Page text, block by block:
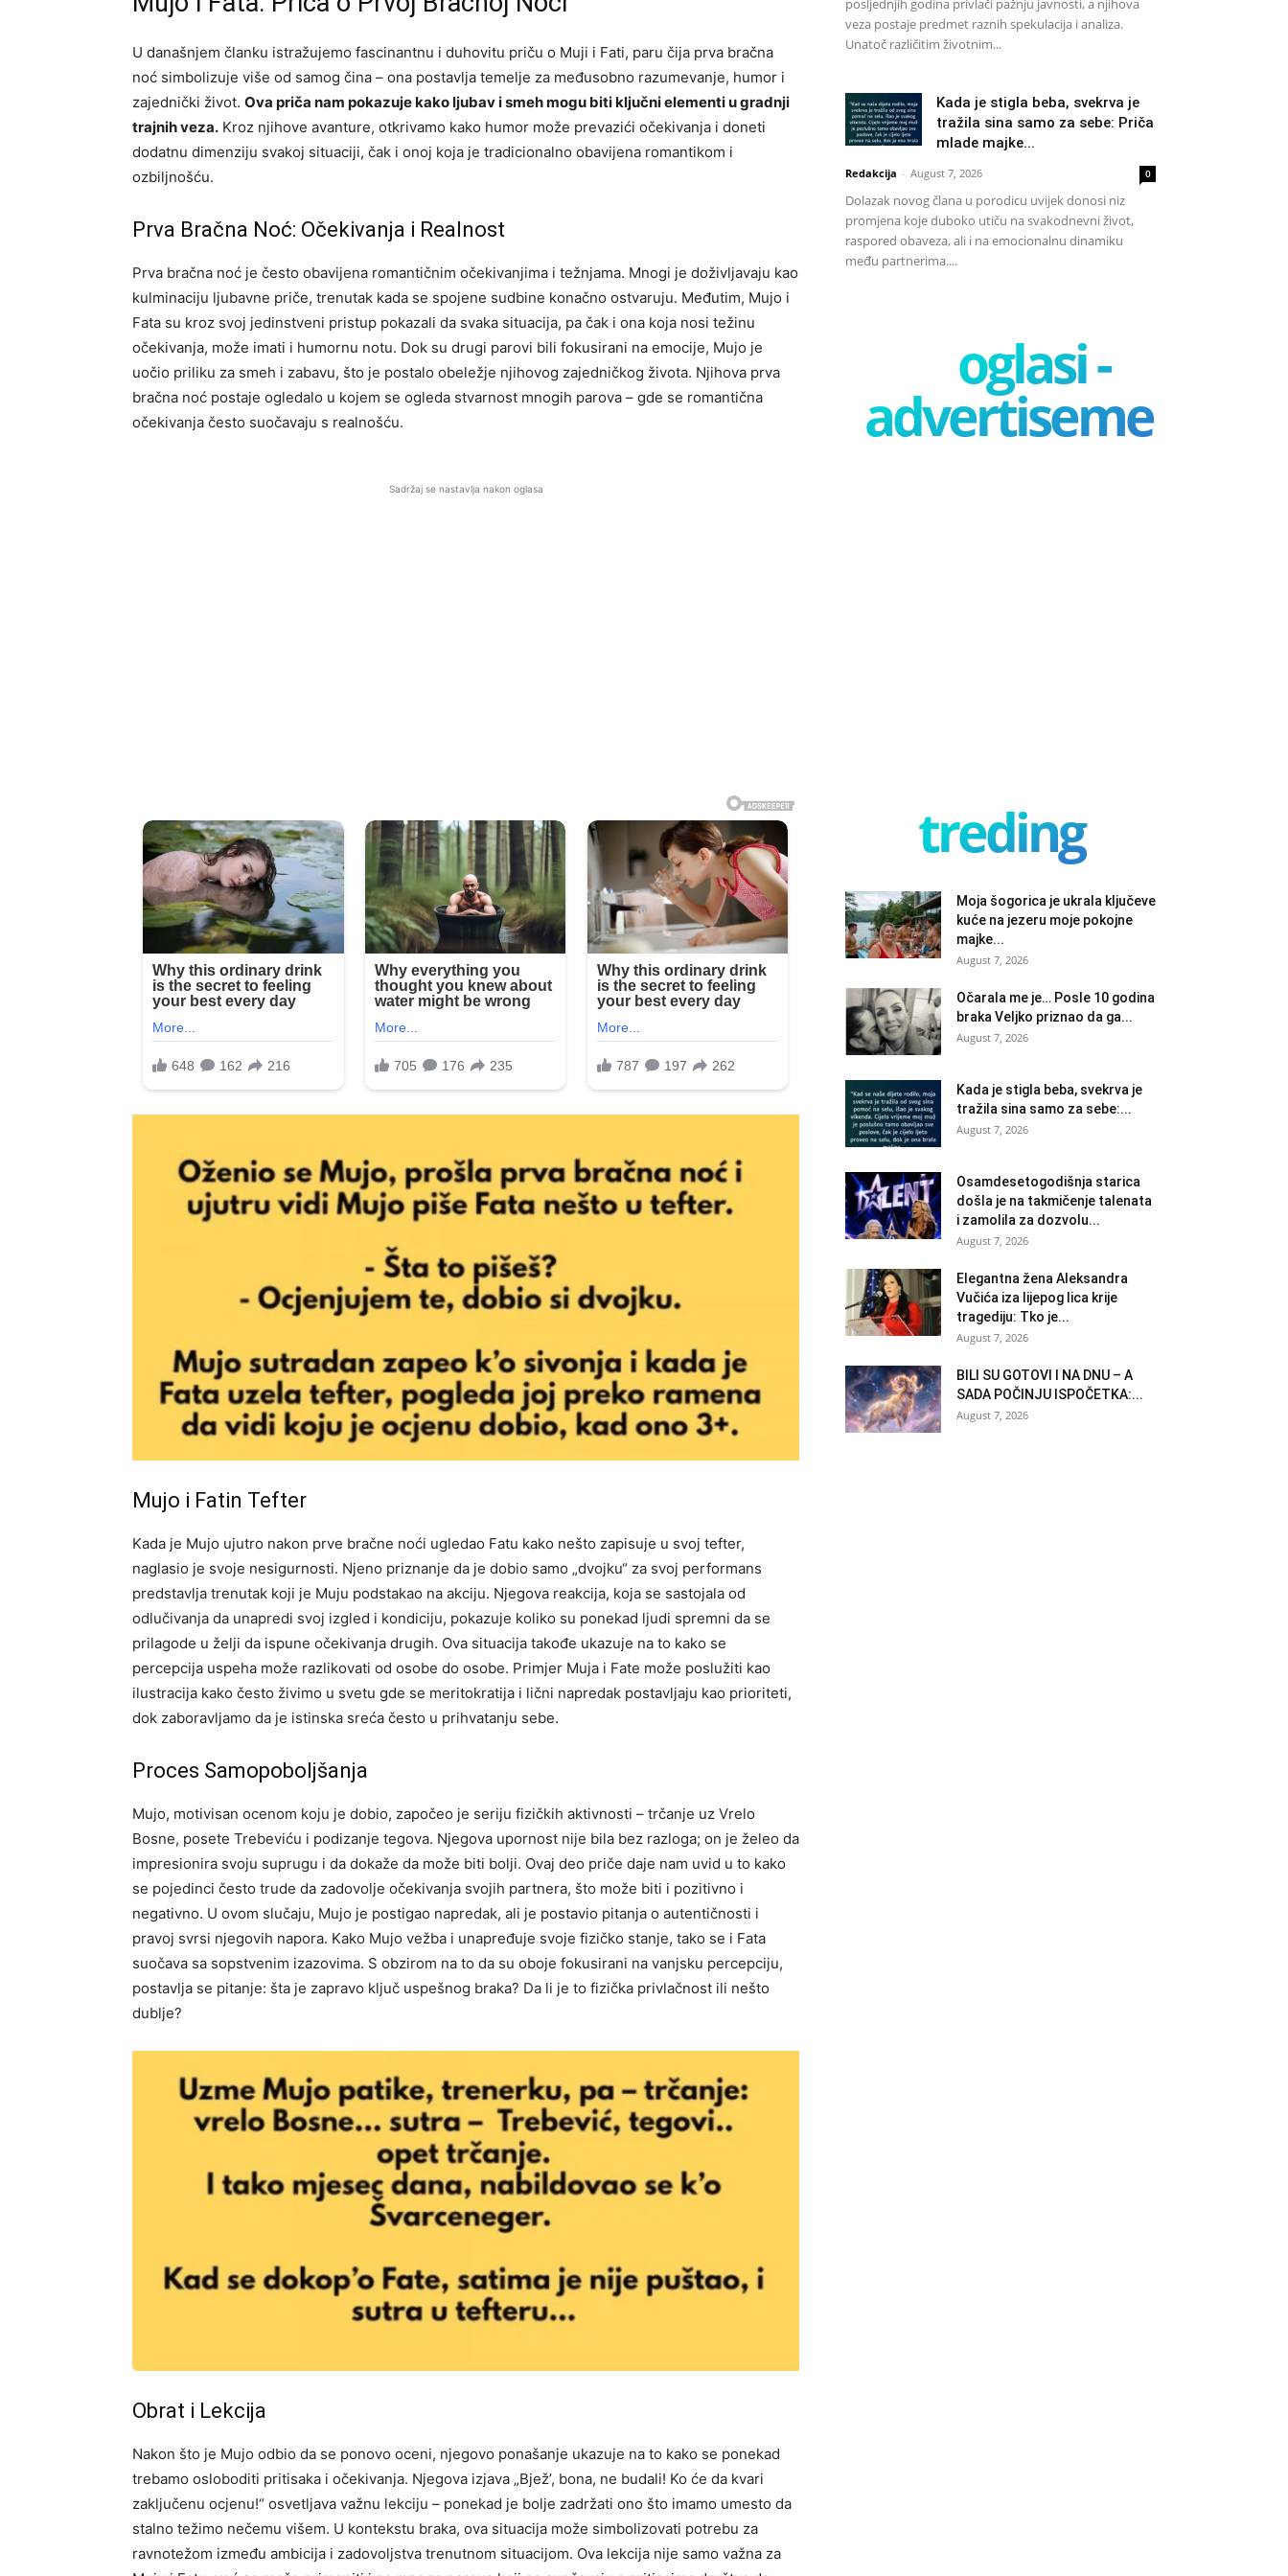
U današnjem članku istražujemo fascinantnu i duhovitu priču o Muji i Fati, paru čija prva bračna
noć simbolizuje više od samog čina – ona postavlja temelje za međusobno razumevanje, humor i
zajednički život. Ova priča nam pokazuje kako ljubav i smeh mogu biti ključni elementi u gradnji
trajnih veza. Kroz njihove avanture, otkrivamo kako humor može prevazići očekivanja i doneti
dodatnu dimenziju svakoj situaciji, čak i onoj koja je tradicionalno obavijena romantikom i
ozbiljnošću.
Prva Bračna Noć: Očekivanja i Realnost
Prva bračna noć je često obavijena romantičnim očekivanjima i težnjama. Mnogi je doživljavaju kao
kulminaciju ljubavne priče, trenutak kada se spojene sudbine konačno ostvaruju. Međutim, Mujo i
Fata su kroz svoj jedinstveni pristup pokazali da svaka situacija, pa čak i ona koja nosi težinu
očekivanja, može imati i humornu notu. Dok su drugi parovi bili fokusirani na emocije, Mujo je
uočio priliku za smeh i zabavu, što je postalo obeležje njihovog zajedničkog života. Njihova prva
bračna noć postaje ogledalo u kojem se ogleda stvarnost mnogih parova – gde se romantična
očekivanja često suočavaju s realnošću.
Sadržaj se nastavlja nakon oglasa
Mujo i Fatin Tefter
Kada je Mujo ujutro nakon prve bračne noći ugledao Fatu kako nešto zapisuje u svoj tefter,
naglasio je svoje nesigurnosti. Njeno priznanje da je dobio samo „dvojku“ za svoj performans
predstavlja trenutak koji je Muju podstakao na akciju. Njegova reakcija, koja se sastojala od
odlučivanja da unapredi svoj izgled i kondiciju, pokazuje koliko su ponekad ljudi spremni da se
prilagode u želji da ispune očekivanja drugih. Ova situacija takođe ukazuje na to kako se
percepcija uspeha može razlikovati od osobe do osobe. Primjer Muja i Fate može poslužiti kao
ilustracija kako često živimo u svetu gde se meritokratija i lični napredak postavljaju kao prioriteti,
dok zaboravljamo da je istinska sreća često u prihvatanju sebe.
Proces Samopoboljšanja
Mujo, motivisan ocenom koju je dobio, započeo je seriju fizičkih aktivnosti – trčanje uz Vrelo
Bosne, posete Trebeviću i podizanje tegova. Njegova upornost nije bila bez razloga; on je želeo da
impresionira svoju suprugu i da dokaže da može biti bolji. Ovaj deo priče daje nam uvid u to kako
se pojedinci često trude da zadovolje očekivanja svojih partnera, što može biti i pozitivno i
negativno. U ovom slučaju, Mujo je postigao napredak, ali je postavio pitanja o autentičnosti i
pravoj svrsi njegovih napora. Kako Mujo vežba i unapređuje svoje fizičko stanje, tako se i Fata
suočava sa sopstvenim izazovima. S obzirom na to da su oboje fokusirani na vanjsku percepciju,
postavlja se pitanje: šta je zapravo ključ uspešnog braka? Da li je to fizička privlačnost ili nešto
dublje?
Obrat i Lekcija
Nakon što je Mujo odbio da se ponovo oceni, njegovo ponašanje ukazuje na to kako se ponekad
trebamo osloboditi pritisaka i očekivanja. Njegova izjava „Bjež’, bona, ne budali! Ko će da kvari
zaključenu ocjenu!“ osvetljava važnu lekciju – ponekad je bolje zadržati ono što imamo umesto da
stalno težimo nečemu višem. U kontekstu braka, ova situacija može simbolizovati potrebu za
ravnotežom između ambicija i zadovoljstva trenutnom situacijom. Ova lekcija nije samo važna za
posljednjih godina privlači pažnju javnosti, a njihova
veza postaje predmet raznih spekulacija i analiza.
Unatoč različitim životnim...
Kada je stigla beba, svekrva je
tražila sina samo za sebe: Priča
mlade majke...
Redakcija - August 7, 2026 0
Dolazak novog člana u porodicu uvijek donosi niz
promjena koje duboko utiču na svakodnevni život,
raspored obaveza, ali i na emocionalnu dinamiku
među partnerima....
oglasi -
advertisement
treding
Moja šogorica je ukrala ključeve
kuće na jezeru moje pokojne
majke...
August 7, 2026
Očarala me je… Posle 10 godina
braka Veljko priznao da ga...
August 7, 2026
Kada je stigla beba, svekrva je
tražila sina samo za sebe:...
August 7, 2026
Osamdesetogodišnja starica
došla je na takmičenje talenata
i zamolila za dozvolu...
August 7, 2026
Elegantna žena Aleksandra
Vučića iza lijepog lica krije
tragediju: Tko je...
August 7, 2026
BILI SU GOTOVI I NA DNU – A
SADA POČINJU ISPOČETKA:...
August 7, 2026